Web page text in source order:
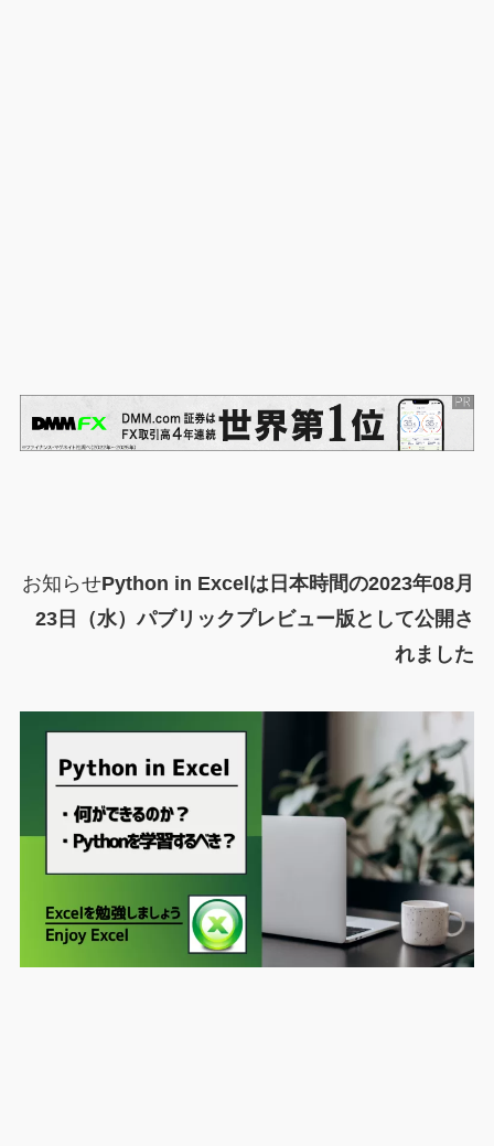
お知らせPython in Excelは日本時間の2023年08月
23日（水）パブリックプレビュー版として公開さ
れました